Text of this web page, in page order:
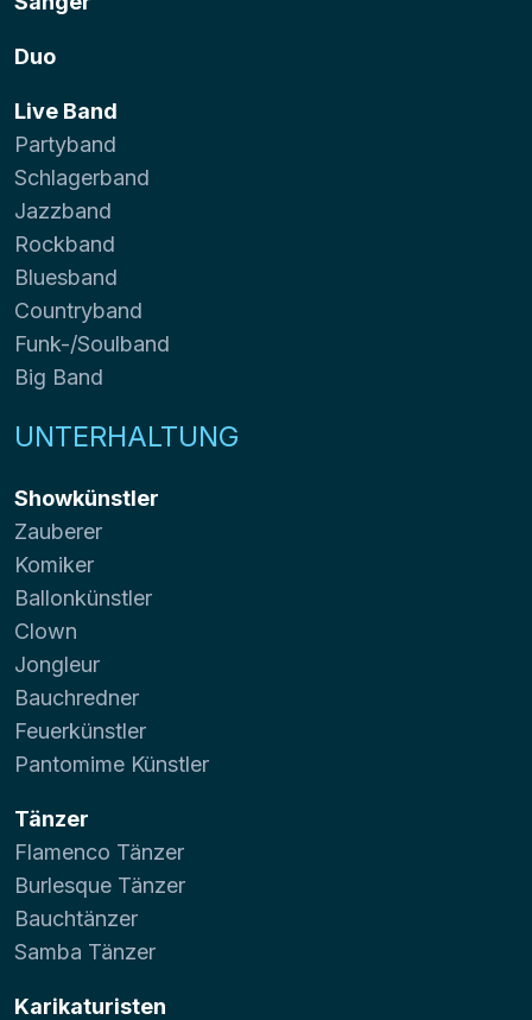
Duo
Live Band
Partyband
Schlagerband
Jazzband
Rockband
Bluesband
Countryband
Funk-/Soulband
Big Band
UNTERHALTUNG
Showkünstler
Zauberer
Komiker
Ballonkünstler
Clown
Jongleur
Bauchredner
Feuerkünstler
Pantomime Künstler
Tänzer
Flamenco Tänzer
Burlesque Tänzer
Bauchtänzer
Samba Tänzer
Karikaturisten